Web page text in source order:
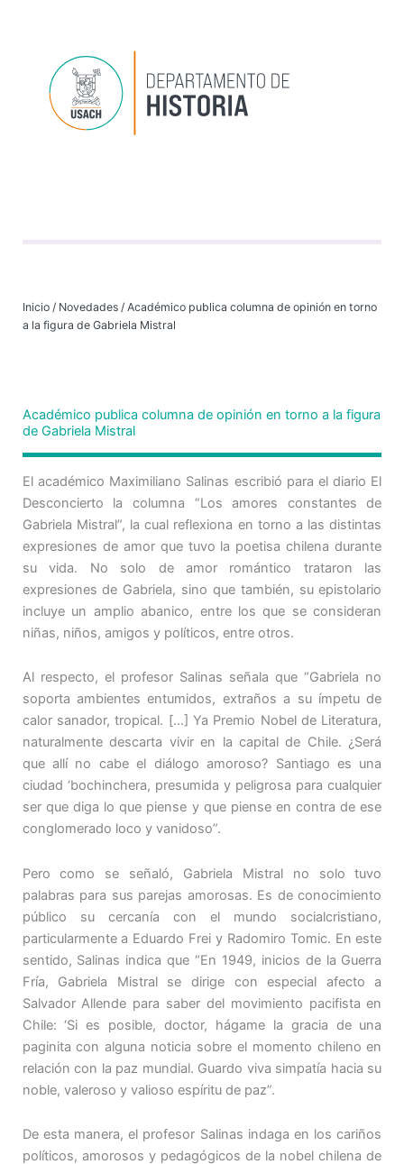
Inicio/ Novedades/ Académico publica columna de opinión en torno
a la figura de Gabriela Mistral
Académico publica columna de opinión en torno a la figura
de Gabriela Mistral
El académico Maximiliano Salinas escribió para el diario El
Desconcierto la columna “Los amores constantes de
Gabriela Mistral”, la cual reflexiona en torno a las distintas
expresiones de amor que tuvo la poetisa chilena durante
su vida. No solo de amor romántico trataron las
expresiones de Gabriela, sino que también, su epistolario
incluye un amplio abanico, entre los que se consideran
niñas, niños, amigos y políticos, entre otros.
Al respecto, el profesor Salinas señala que “Gabriela no
soporta ambientes entumidos, extraños a su ímpetu de
calor sanador, tropical. […] Ya Premio Nobel de Literatura,
naturalmente descarta vivir en la capital de Chile. ¿Será
que allí no cabe el diálogo amoroso? Santiago es una
ciudad ‘bochinchera, presumida y peligrosa para cualquier
ser que diga lo que piense y que piense en contra de ese
conglomerado loco y vanidoso”.
Pero como se señaló, Gabriela Mistral no solo tuvo
palabras para sus parejas amorosas. Es de conocimiento
público su cercanía con el mundo socialcristiano,
particularmente a Eduardo Frei y Radomiro Tomic. En este
sentido, Salinas indica que “En 1949, inicios de la Guerra
Fría, Gabriela Mistral se dirige con especial afecto a
Salvador Allende para saber del movimiento pacifista en
Chile: ‘Si es posible, doctor, hágame la gracia de una
paginita con alguna noticia sobre el momento chileno en
relación con la paz mundial. Guardo viva simpatía hacia su
noble, valeroso y valioso espíritu de paz”.
De esta manera, el profesor Salinas indaga en los cariños
políticos, amorosos y pedagógicos de la nobel chilena de